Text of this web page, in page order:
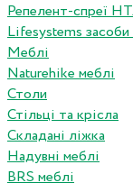
Репелент-спреї
Lifesystems засоби
Меблі
Naturehike меблі
Столи
Стільці та крісла
Складані ліжка
Надувні меблі
BRS меблі